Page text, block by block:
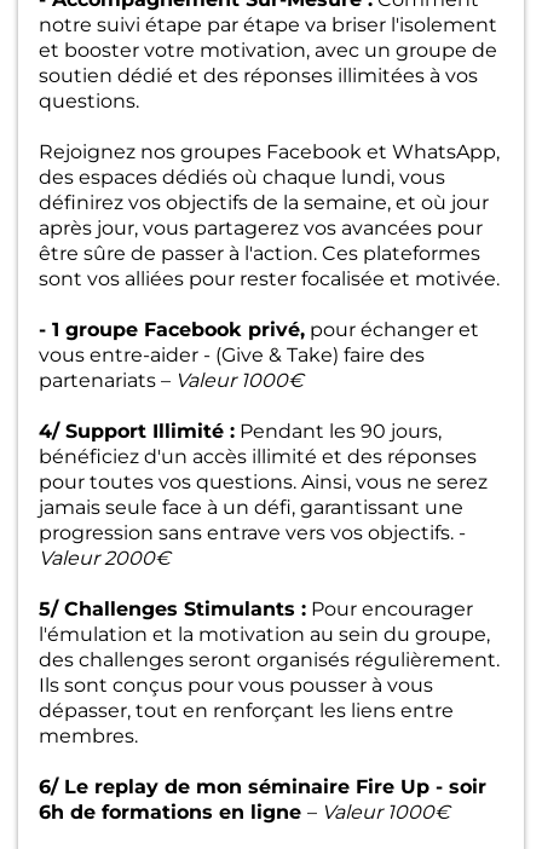
notre suivi étape par étape va briser l'isolement
et booster votre motivation, avec un groupe de
soutien dédié et des réponses illimitées à vos
questions.
Rejoignez nos groupes Facebook et WhatsApp,
des espaces dédiés où chaque lundi, vous
définirez vos objectifs de la semaine, et où jour
après jour, vous partagerez vos avancées pour
être sûre de passer à l'action. Ces plateformes
sont vos alliées pour rester focalisée et motivée.
- 1 groupe Facebook privé, pour échanger et
vous entre-aider - (Give & Take) faire des
partenariats – Valeur 1000€
4/ Support Illimité : Pendant les 90 jours,
bénéficiez d'un accès illimité et des réponses
pour toutes vos questions. Ainsi, vous ne serez
jamais seule face à un défi, garantissant une
progression sans entrave vers vos objectifs. -
Valeur 2000€
5/ Challenges Stimulants : Pour encourager
l'émulation et la motivation au sein du groupe,
des challenges seront organisés régulièrement.
Ils sont conçus pour vous pousser à vous
dépasser, tout en renforçant les liens entre
membres.
6/ Le replay de mon séminaire Fire Up - soir
6h de formations en ligne – Valeur 1000€